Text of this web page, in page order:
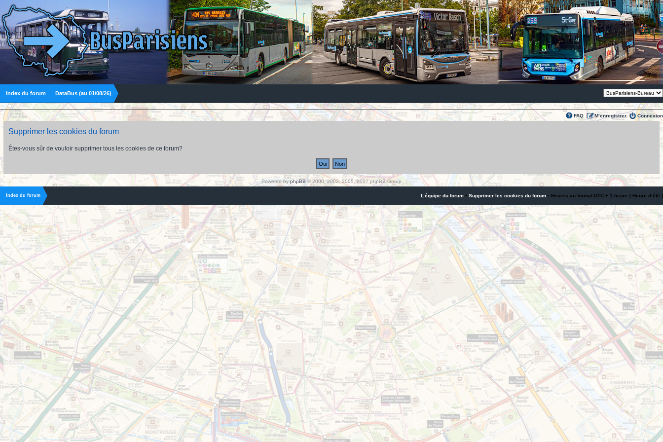
Index du forum DataBus (au 01/08/26)
FAQ M’enregistrer Connexion
Supprimer les cookies du forum
Êtes-vous sûr de vouloir supprimer tous les cookies de ce forum?
Powered byphpBB© 2000, 2002, 2005, 2007 phpBB Group
Index du forum L’équipe du forum • Supprimer les cookies du forum • Heures au format UTC + 1 heure [ Heure d’été ]